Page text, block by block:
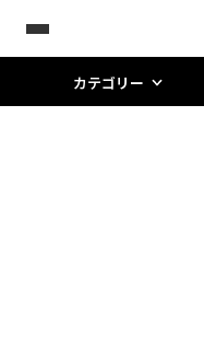
カテゴリー